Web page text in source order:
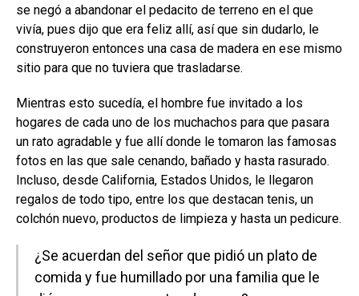
se negó a abandonar el pedacito de terreno en el que
vivía, pues dijo que era feliz allí, así que sin dudarlo, le
construyeron entonces una casa de madera en ese mismo
sitio para que no tuviera que trasladarse.
Mientras esto sucedía, el hombre fue invitado a los
hogares de cada uno de los muchachos para que pasara
un rato agradable y fue allí donde le tomaron las famosas
fotos en las que sale cenando, bañado y hasta rasurado.
Incluso, desde California, Estados Unidos, le llegaron
regalos de todo tipo, entre los que destacan tenis, un
colchón nuevo, productos de limpieza y hasta un pedicure.
¿Se acuerdan del señor que pidió un plato de
comida y fue humillado por una familia que le